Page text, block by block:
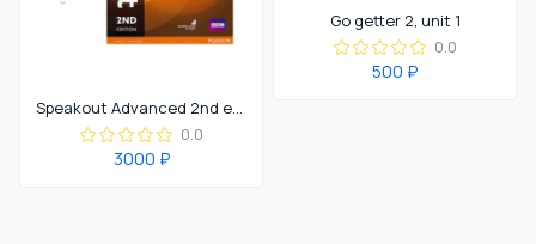
Speakout Advanced 2nd edition
0.0
3000 ₽
Go getter 2, unit 1
0.0
500 ₽